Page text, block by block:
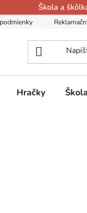
Škola a
Hračky